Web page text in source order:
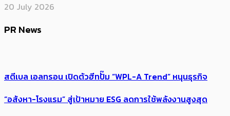
20 July 2026
PR News
สตีเบล เอลทรอน เปิดตัวฮีทปั๊ม “WPL-A Trend” หนุนธุรกิจ
“อสังหา-โรงแรม” สู่เป้าหมาย ESG ลดการใช้พลังงานสูงสุด